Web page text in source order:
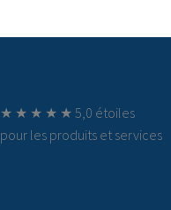
★ ★ ★ ★ ★ 5,0 étoiles
pour les produits et services